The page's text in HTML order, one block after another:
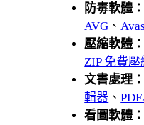
防毒軟體
AVG 、
壓縮軟體
ZIP 免費
文書處理
輯器 、
看圖軟體